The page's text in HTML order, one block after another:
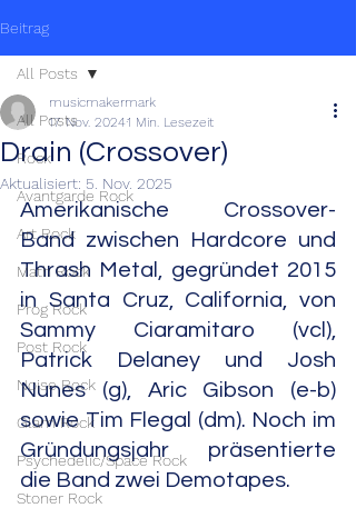
Beitrag
All Posts
Rock
Avantgarde Rock
Art Rock
Math Rock
Prog Rock
Post Rock
Noise Rock
Glam Rock
Psychedelic/Space Rock
Stoner Rock
All Posts
Drain (Crossover)
musicmakermark
17. Nov. 20241 Min. Lesezeit
Aktualisiert: 5. Nov. 2025
Amerikanische Crossover-
Band zwischen Hardcore und
Thrash Metal, gegründet 2015
in Santa Cruz, California, von
Sammy Ciaramitaro (vcl),
Patrick Delaney und Josh
Nunes (g), Aric Gibson (e-b)
sowie Tim Flegal (dm). Noch im
Gründungsjahr präsentierte
die Band zwei Demotapes.